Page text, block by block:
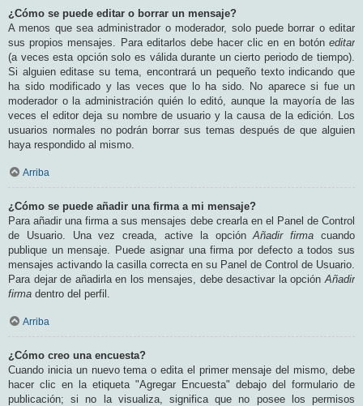
¿Cómo se puede editar o borrar un mensaje?
A menos que sea administrador o moderador, solo puede borrar o editar
sus propios mensajes. Para editarlos debe hacer clic en en botón editar
(a veces esta opción solo es válida durante un cierto periodo de tiempo).
Si alguien editase su tema, encontrará un pequeño texto indicando que
ha sido modificado y las veces que lo ha sido. No aparece si fue un
moderador o la administración quién lo editó, aunque la mayoría de las
veces el editor deja su nombre de usuario y la causa de la edición. Los
usuarios normales no podrán borrar sus temas después de que alguien
haya respondido al mismo.
Arriba
¿Cómo se puede añadir una firma a mi mensaje?
Para añadir una firma a sus mensajes debe crearla en el Panel de Control
de Usuario. Una vez creada, active la opciónAñadir firma cuando
publique un mensaje. Puede asignar una firma por defecto a todos sus
mensajes activando la casilla correcta en su Panel de Control de Usuario.
Para dejar de añadirla en los mensajes, debe desactivar la opciónAñadir
firma dentro del perfil.
Arriba
¿Cómo creo una encuesta?
Cuando inicia un nuevo tema o edita el primer mensaje del mismo, debe
hacer clic en la etiqueta "Agregar Encuesta" debajo del formulario de
publicación; si no la visualiza, significa que no posee los permisos